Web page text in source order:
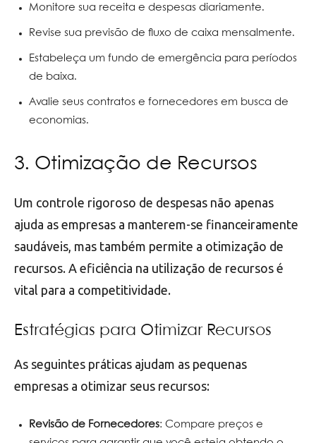
Monitore sua receita e despesas diariamente.
Revise sua previsão de fluxo de caixa mensalmente.
Estabeleça um fundo de emergência para períodos
de baixa.
Avalie seus contratos e fornecedores em busca de
economias.
3. Otimização de Recursos
Um controle rigoroso de despesas não apenas
ajuda as empresas a manterem-se financeiramente
saudáveis, mas também permite a otimização de
recursos. A eficiência na utilização de recursos é
vital para a competitividade.
Estratégias para Otimizar Recursos
As seguintes práticas ajudam as pequenas
empresas a otimizar seus recursos:
Revisão de Fornecedores: Compare preços e